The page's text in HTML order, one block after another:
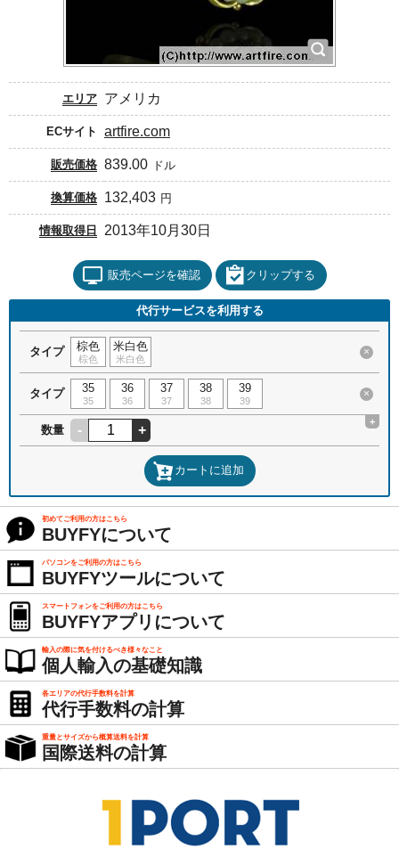
エリア アメリカ
ECサイト artfire.com
販売価格 839.00 ドル
換算価格 132,403 円
情報取得日 2013年10月30日
販売ページを確認 クリップする
代行サービスを利用する
タイプ 棕色
棕色
米白色
米白色
×
タイプ 35
35
36
36
37
37
38
38
39
39
×
数量 - +
+
カートに追加
初めてご利用の方はこちら
BUYFYについて
パソコンをご利用の方はこちら
BUYFYツールについて
スマートフォンをご利用の方はこちら
BUYFYアプリについて
輸入の際に気を付けるべき様々なこと
個人輸入の基礎知識
各エリアの代行手数料を計算
代行手数料の計算
重量とサイズから概算送料を計算
国際送料の計算